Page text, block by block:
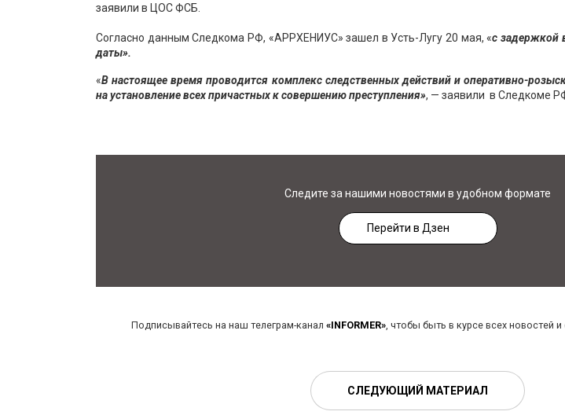
заявили в ЦОС ФСБ.
Согласно данным Следкома РФ, «АРРХЕНИУС» зашел в Усть-Лугу 20 мая, «с задержкой
даты».
«В настоящее время проводится комплекс следственных действий и оперативно-
на установление всех причастных к совершению преступления», — заявили в Следкоме
Следите за нашими новостями в удобном формате
Перейти в Дзен
Подписывайтесь на наш телеграм-канал «INFORMER», чтобы быть в курсе всех новостей
СЛЕДУЮЩИЙ МАТЕРИАЛ